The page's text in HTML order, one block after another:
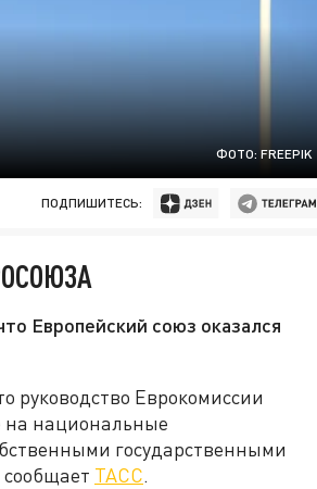
ФОТО: FREEPIK
ПОДПИШИТЕСЬ:
Европейский союз оказался
руководство Еврокомиссии
на национальные
государственными
сообщает ТАСС.